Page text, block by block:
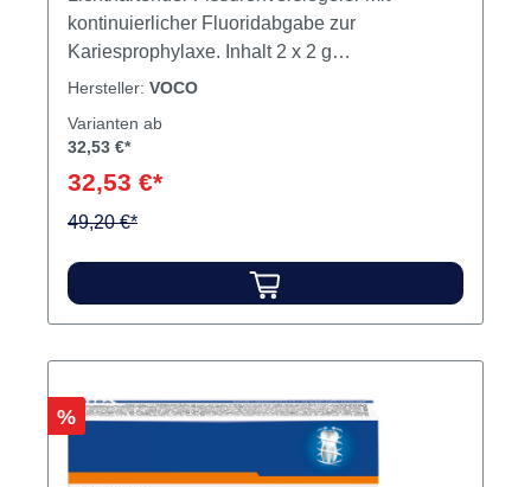
kontinuierlicher Fluoridabgabe zur
Kariesprophylaxe. Inhalt 2 x 2 g
SpritzeApplikationskanülen Typ 40
Hersteller: VOCO
Varianten ab
32,53 €*
32,53 €*
49,20 €*
Rabatt
%